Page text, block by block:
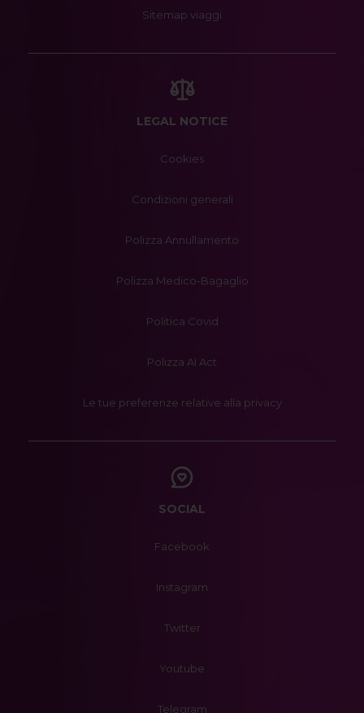
Sitemap viaggi
LEGAL NOTICE
Cookies
Condizioni generali
Polizza Annullamento
Polizza Medico-Bagaglio
Politica Covid
Polizza AI Act
Le tue preferenze relative alla privacy
SOCIAL
Facebook
Instagram
Twitter
Youtube
Telegram